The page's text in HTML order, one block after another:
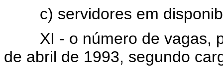
c) servidores em
XI - o número de vagas,
de abril de 1993, segundo